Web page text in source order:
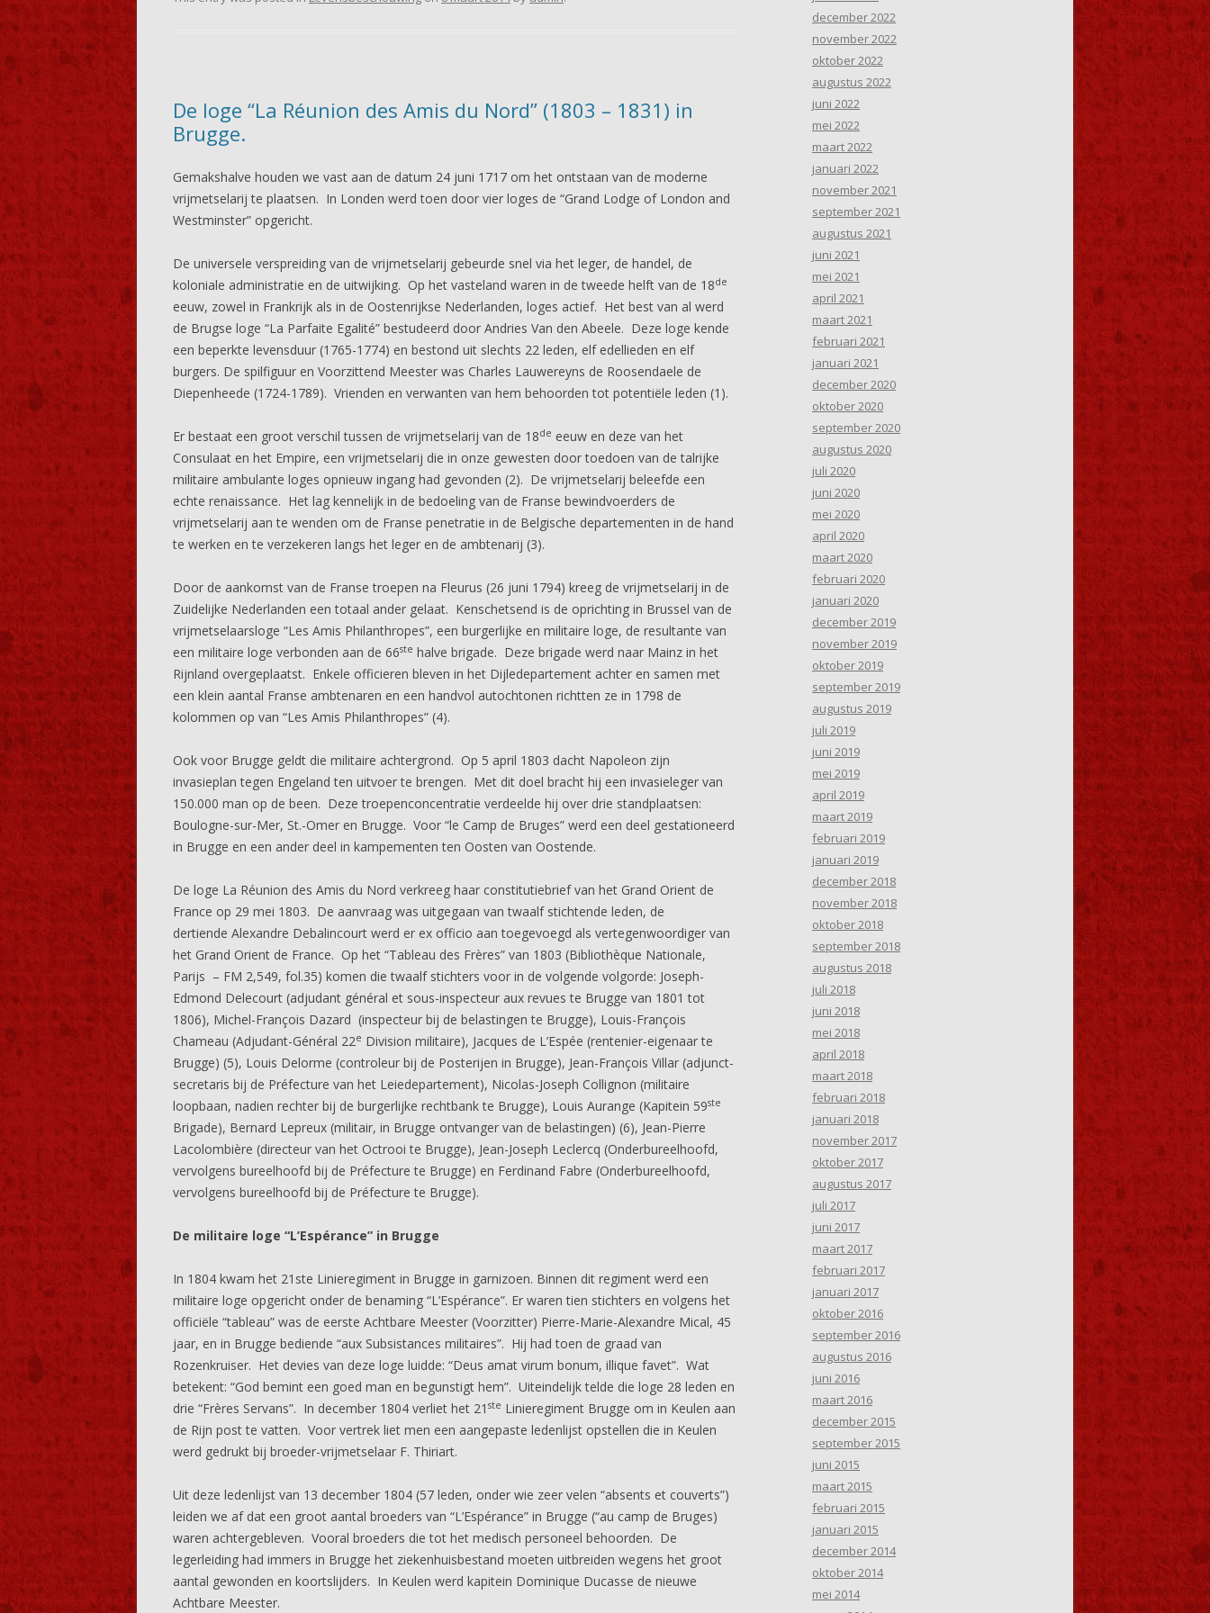
De loge “La Réunion des Amis du Nord” (1803 – 1831) in
Brugge.
Gemakshalve houden we vast aan de datum 24 juni 1717 om het ontstaan van de moderne
vrijmetselarij te plaatsen. In Londen werd toen door vier loges de “Grand Lodge of London and
Westminster” opgericht.
De universele verspreiding van de vrijmetselarij gebeurde snel via het leger, de handel, de
koloniale administratie en de uitwijking. Op het vasteland waren in de tweede helft van de 18de
eeuw, zowel in Frankrijk als in de Oostenrijkse Nederlanden, loges actief. Het best van al werd
de Brugse loge “La Parfaite Egalité” bestudeerd door Andries Van den Abeele. Deze loge kende
een beperkte levensduur (1765-1774) en bestond uit slechts 22 leden, elf edellieden en elf
burgers. De spilfiguur en Voorzittend Meester was Charles Lauwereyns de Roosendaele de
Diepenheede (1724-1789). Vrienden en verwanten van hem behoorden tot potentiële leden (1).
Er bestaat een groot verschil tussen de vrijmetselarij van de 18de eeuw en deze van het
Consulaat en het Empire, een vrijmetselarij die in onze gewesten door toedoen van de talrijke
militaire ambulante loges opnieuw ingang had gevonden (2). De vrijmetselarij beleefde een
echte renaissance. Het lag kennelijk in de bedoeling van de Franse bewindvoerders de
vrijmetselarij aan te wenden om de Franse penetratie in de Belgische departementen in de hand
te werken en te verzekeren langs het leger en de ambtenarij (3).
Door de aankomst van de Franse troepen na Fleurus (26 juni 1794) kreeg de vrijmetselarij in de
Zuidelijke Nederlanden een totaal ander gelaat. Kenschetsend is de oprichting in Brussel van de
vrijmetselaarsloge “Les Amis Philanthropes”, een burgerlijke en militaire loge, de resultante van
een militaire loge verbonden aan de 66ste halve brigade. Deze brigade werd naar Mainz in het
Rijnland overgeplaatst. Enkele officieren bleven in het Dijledepartement achter en samen met
een klein aantal Franse ambtenaren en een handvol autochtonen richtten ze in 1798 de
kolommen op van “Les Amis Philanthropes” (4).
Ook voor Brugge geldt die militaire achtergrond. Op 5 april 1803 dacht Napoleon zijn
invasieplan tegen Engeland ten uitvoer te brengen. Met dit doel bracht hij een invasieleger van
150.000 man op de been. Deze troepenconcentratie verdeelde hij over drie standplaatsen:
Boulogne-sur-Mer, St.-Omer en Brugge. Voor “le Camp de Bruges” werd een deel gestationeerd
in Brugge en een ander deel in kampementen ten Oosten van Oostende.
De loge La Réunion des Amis du Nord verkreeg haar constitutiebrief van het Grand Orient de
France op 29 mei 1803. De aanvraag was uitgegaan van twaalf stichtende leden, de
dertiende Alexandre Debalincourt werd er ex officio aan toegevoegd als vertegenwoordiger van
het Grand Orient de France. Op het “Tableau des Frères” van 1803 (Bibliothèque Nationale,
Parijs – FM 2,549, fol.35) komen die twaalf stichters voor in de volgende volgorde: Joseph-
Edmond Delecourt (adjudant général et sous-inspecteur aux revues te Brugge van 1801 tot
1806), Michel-François Dazard (inspecteur bij de belastingen te Brugge), Louis-François
Chameau (Adjudant-Général 22e Division militaire), Jacques de L’Espée (rentenier-eigenaar te
Brugge) (5), Louis Delorme (controleur bij de Posterijen in Brugge), Jean-François Villar (adjunct-
secretaris bij de Préfecture van het Leiedepartement), Nicolas-Joseph Collignon (militaire
loopbaan, nadien rechter bij de burgerlijke rechtbank te Brugge), Louis Aurange (Kapitein 59ste
Brigade), Bernard Lepreux (militair, in Brugge ontvanger van de belastingen) (6), Jean-Pierre
Lacolombière (directeur van het Octrooi te Brugge), Jean-Joseph Leclercq (Onderbureelhoofd,
vervolgens bureelhoofd bij de Préfecture te Brugge) en Ferdinand Fabre (Onderbureelhoofd,
vervolgens bureelhoofd bij de Préfecture te Brugge).
De militaire loge “L’Espérance” in Brugge
In 1804 kwam het 21ste Linieregiment in Brugge in garnizoen. Binnen dit regiment werd een
militaire loge opgericht onder de benaming “L’Espérance”. Er waren tien stichters en volgens het
officiële “tableau” was de eerste Achtbare Meester (Voorzitter) Pierre-Marie-Alexandre Mical, 45
jaar, en in Brugge bediende “aux Subsistances militaires”. Hij had toen de graad van
Rozenkruiser. Het devies van deze loge luidde: “Deus amat virum bonum, illique favet”. Wat
betekent: “God bemint een goed man en begunstigt hem”. Uiteindelijk telde die loge 28 leden en
drie “Frères Servans”. In december 1804 verliet het 21 ste Linieregiment Brugge om in Keulen aan
de Rijn post te vatten. Voor vertrek liet men een aangepaste ledenlijst opstellen die in Keulen
werd gedrukt bij broeder-vrijmetselaar F. Thiriart.
Uit deze ledenlijst van 13 december 1804 (57 leden, onder wie zeer velen “absents et couverts”)
leiden we af dat een groot aantal broeders van “L’Espérance” in Brugge (“au camp de Bruges)
waren achtergebleven. Vooral broeders die tot het medisch personeel behoorden. De
legerleiding had immers in Brugge het ziekenhuisbestand moeten uitbreiden wegens het groot
aantal gewonden en koortslijders. In Keulen werd kapitein Dominique Ducasse de nieuwe
Achtbare Meester.
december 2022
november 2022
oktober 2022
augustus 2022
juni 2022
mei 2022
maart 2022
januari 2022
november 2021
september 2021
augustus 2021
juni 2021
mei 2021
april 2021
maart 2021
februari 2021
januari 2021
december 2020
oktober 2020
september 2020
augustus 2020
juli 2020
juni 2020
mei 2020
april 2020
maart 2020
februari 2020
januari 2020
december 2019
november 2019
oktober 2019
september 2019
augustus 2019
juli 2019
juni 2019
mei 2019
april 2019
maart 2019
februari 2019
januari 2019
december 2018
november 2018
oktober 2018
september 2018
augustus 2018
juli 2018
juni 2018
mei 2018
april 2018
maart 2018
februari 2018
januari 2018
november 2017
oktober 2017
augustus 2017
juli 2017
juni 2017
maart 2017
februari 2017
januari 2017
oktober 2016
september 2016
augustus 2016
juni 2016
maart 2016
december 2015
september 2015
juni 2015
maart 2015
februari 2015
januari 2015
december 2014
oktober 2014
mei 2014